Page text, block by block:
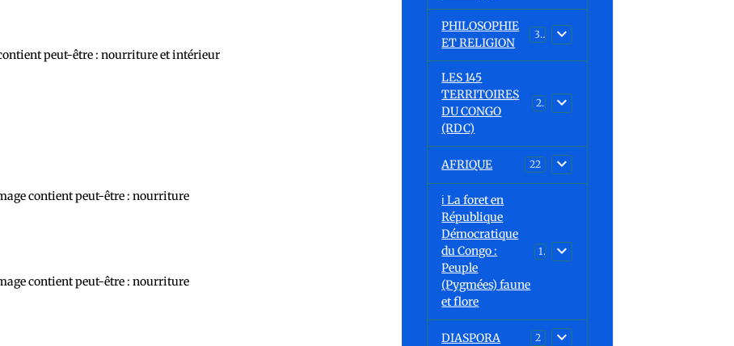
PHILOSOPHIE
ET RELIGION
32
LES 145
TERRITOIRES
DU CONGO
(RDC)
23
AFRIQUE 22
ℹ️ La foret en
République
Démocratique
du Congo :
Peuple
(Pygmées) faune
et flore
15
DIASPORA 2